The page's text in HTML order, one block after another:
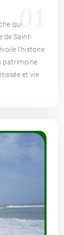
01
qui
de Saint-
l'histoire
patrimoine
et vie